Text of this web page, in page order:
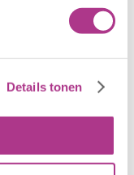
Details tonen
zullen alle
gesloten
Bijgaand
is zojuist